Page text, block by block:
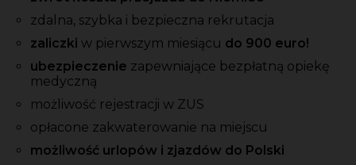
zdalna, szybka i bezpieczna rekrutacja
zaliczki w pierwszym miesiącu do 900 euro!
ubezpieczenie zapewniające bezpłatną opiekę
medyczną
możliwość rejestracji w ZUS
opłacone zakwaterowanie na miejscu
możliwość urlopów i zjazdów do Polski